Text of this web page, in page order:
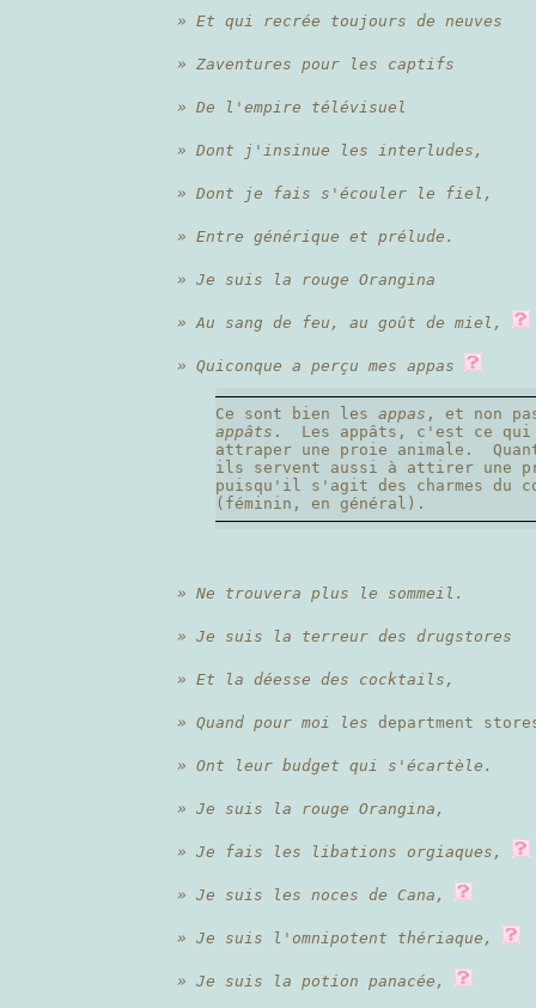
» Et qui recrée toujours de neuves
» Zaventures pour les captifs
» De l'empire télévisuel
» Dont j'insinue les interludes,
» Dont je fais s'écouler le fiel,
» Entre générique et prélude.
» Je suis la rouge Orangina
» Au sang de feu, au goût de miel,
» Quiconque a perçu mes appas
Ce sont bien les appas , et non
appâts . Les appâts, c'est ce
attraper une proie animale.
ils servent aussi à attirer une
puisqu'il s'agit des charmes du
(féminin, en général).
» Ne trouvera plus le sommeil.
» Je suis la terreur des drugstores
» Et la déesse des cocktails,
» Quand pour moi les department
» Ont leur budget qui s'écartèle.
» Je suis la rouge Orangina,
» Je fais les libations orgiaques,
» Je suis les noces de Cana,
» Je suis l'omnipotent thériaque,
» Je suis la potion panacée,